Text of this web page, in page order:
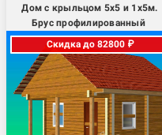
Дом с крыльцом 5х5 и 1х5м.
Брус профилированный
Скидка до 82800 ₽